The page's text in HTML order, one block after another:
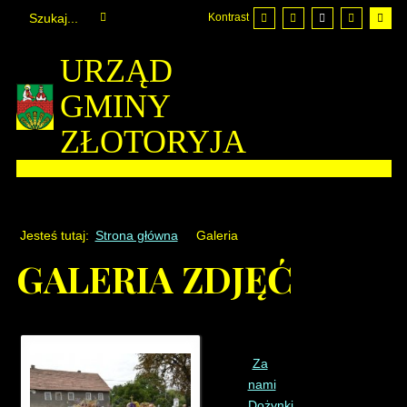
Kontrast
URZĄD
GMINY
ZŁOTORYJA
Jesteś tutaj: Strona główna Galeria
GALERIA ZDJĘĆ
Za
nami